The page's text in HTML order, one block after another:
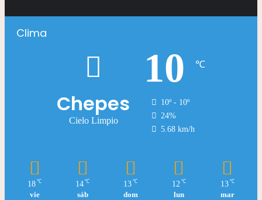
Clima
Chepes
Cielo Limpio
10 ℃
10º - 10º
24%
5.68 km/h
18 ℃
vie
14 ℃
sáb
13 ℃
dom
12 ℃
lun
13 ℃
mar